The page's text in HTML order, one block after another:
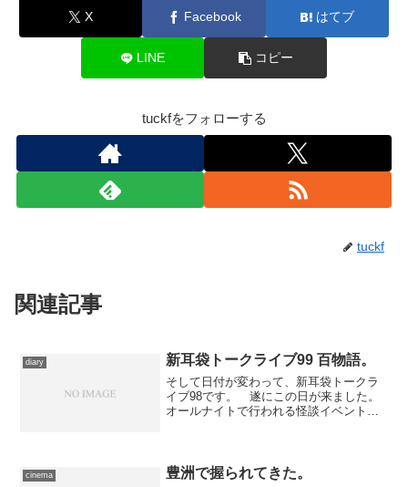
X Facebook はてブ
LINE コピー
tuckfをフォローする
tuckf
関連記事
diary 新耳袋トークライブ99 百物語。
そして日付が変わって、新耳袋トークラ
イブ98です。 遂にこの日が来ました。
オールナイトで行われる怪談イベントと
結果を踏まえ、３桁到...
cinema 豊洲で握られてきた。